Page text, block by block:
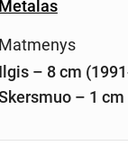
Metalas
Matmenys
Ilgis – 8 cm
– 1 cm